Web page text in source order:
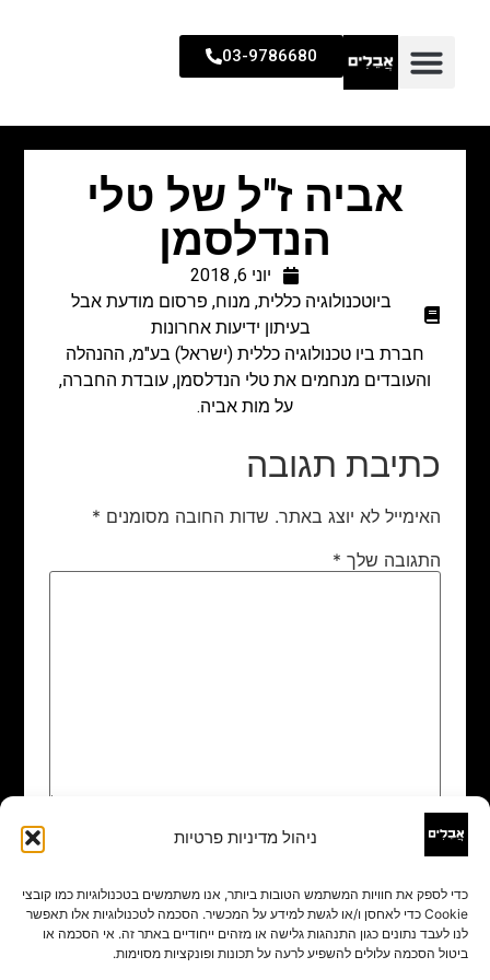
ניהול מדיניות פרטיות
כדי לספק את חוויות המשתמש הטובות ביותר, אנו משתמשים בטכנולוגיות כמו קובצי
Cookie כדי לאחסן ו/או לגשת למידע על המכשיר. הסכמה לטכנולוגיות אלו תאפשר
לנו לעבד נתונים כגון התנהגות גלישה או מזהים ייחודיים באתר זה. אי הסכמה או
ביטול הסכמה עלולים להשפיע לרעה על תכונות ופונקציות מסוימות.
03-9786680
אביה ז"ל של טלי
הנדלסמן
יוני 6, 2018
ביוטכנולוגיה כללית, מנוח, פרסום מודעת אבל
בעיתון ידיעות אחרונות
חברת ביו טכנולוגיה כללית (ישראל) בע"מ, ההנהלה
והעובדים מנחמים את טלי הנדלסמן, עובדת החברה,
על מות אביה.
כתיבת תגובה
האימייל לא יוצג באתר. שדות החובה מסומנים *
התגובה שלך *
שם
אימייל*